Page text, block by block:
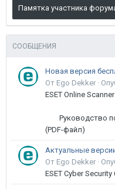
Памятка участника
СООБЩЕНИЯ
От Ego Dekker ·
ESET Online
Руководство
(PDF-файл)
Актуальные
От Ego Dekker ·
ESET Cyber